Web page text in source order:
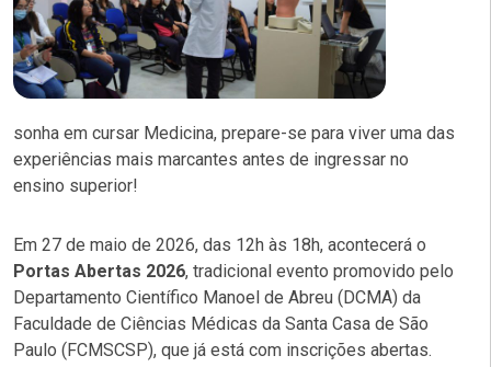
sonha em cursar Medicina, prepare-se para viver uma das
experiências mais marcantes antes de ingressar no
ensino superior!
Em 27 de maio de 2026, das 12h às 18h, acontecerá o
Portas Abertas 2026, tradicional evento promovido pelo
Departamento Científico Manoel de Abreu (DCMA) da
Faculdade de Ciências Médicas da Santa Casa de São
Paulo (FCMSCSP), que já está com inscrições abertas.